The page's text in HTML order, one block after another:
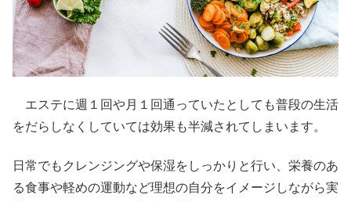
エステに週１回や月１回通っていたとしても普段の生活
をだらしなくしていては効果も半減されてしまいます。
日常でもクレンジングや保湿をしっかりと行い、栄養のあ
る食事や軽めの運動など理想の自分をイメージしながら実